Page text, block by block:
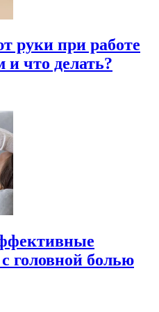
руки при работе
что делать?
головной болью